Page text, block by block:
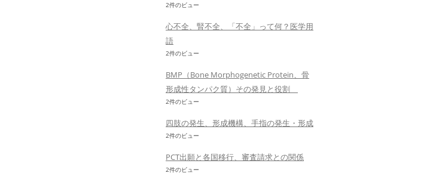
2件のビュー
心不全、腎不全、「不全」って何？医学用
語
2件のビュー
BMP（Bone Morphogenetic Protein、骨
形成性タンパク質）その発見と役割
2件のビュー
四肢の発生、形成機構、手指の発生・形成
2件のビュー
PCT出願と各国移行、審査請求との関係
2件のビュー